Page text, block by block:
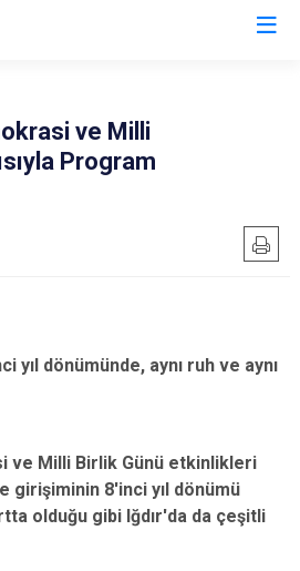
ve Milli
Program
yıl dönümünde, aynı ruh ve aynı
ve Milli Birlik Günü etkinlikleri
girişiminin 8'inci yıl dönümü
olduğu gibi Iğdır'da da çeşitli